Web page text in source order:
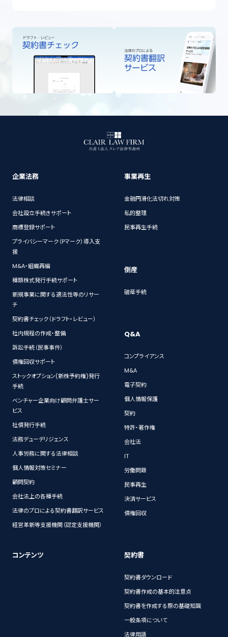
企業法務
法律相談
会社設立手続きサポート
商標登録サポート
プライバシーマーク（Pマーク）導入支
援
M&A・組織再編
種類株式発行手続サポート
新規事業に関する適法性等のリサー
チ
契約書チェック（ドラフト・レビュー）
社内規程の作成・整備
訴訟手続（民事事件）
債権回収サポート
ストックオプション(新株予約権)発行
手続
ベンチャー企業向け顧問弁護士サー
ビス
社債発行手続
法務デューデリジェンス
人事労務に関する法律相談
個人情報対策セミナー
顧問契約
会社法上の各種手続
法律のプロによる契約書翻訳サービス
経営革新等支援機関（認定支援機関）
事業再生
金融円滑化法切れ対策
私的整理
民事再生手続
倒産
破産手続
Q&A
コンプライアンス
M&A
電子契約
個人情報保護
契約
特許・著作権
会社法
IT
労働問題
民事再生
決済サービス
債権回収
コンテンツ 契約書
契約書ダウンロード
契約書作成の基本的注意点
契約書を作成する際の基礎知識
一般条項について
法律用語